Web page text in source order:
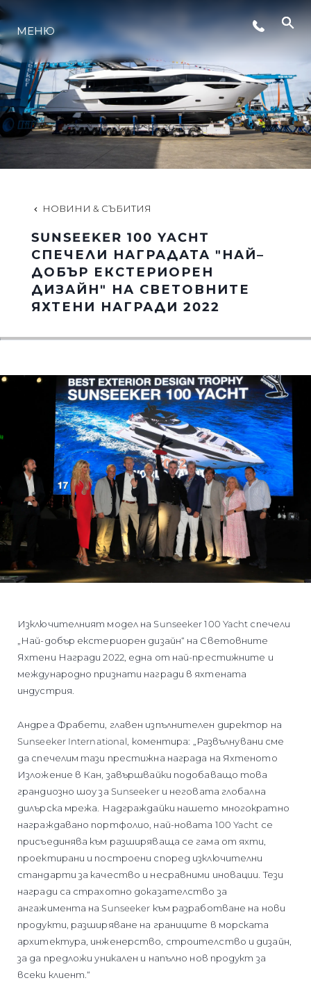
СЪБИТИЯ
ЛАЙФСТАЙЛ
ИНОВАЦИЯ
НАСЛЕДСТВО
МЕНЮ
НОВИНИ & СЪБИТИЯ
SUNSEEKER 100 YACHT
СПЕЧЕЛИ НАГРАДАТА "НАЙ–
ДОБЪР ЕКСТЕРИОРЕН
ДИЗАЙН" НА СВЕТОВНИТЕ
ЯХТЕНИ НАГРАДИ 2022
Изключителният модел на Sunseeker 100 Yacht спечели
„Най-добър екстериорен дизайн“ на Световните
Яхтени Награди 2022, една от най-престижните и
международно признати награди в яхтената
индустрия.
Андреа Фрабети, главен изпълнителен директор на
Sunseeker International, коментира: „Развълнувани сме
да спечелим тази престижна награда на Яхтеното
Изложение в Кан, завършвайки подобаващо това
грандиозно шоу за Sunseeker и неговата глобална
дилърска мрежа. Надграждайки нашето многократно
награждавано портфолио, най-новата 100 Yacht се
присъединява към разширяваща се гама от яхти,
проектирани и построени според изключителни
стандарти за качество и несравними иновации. Тези
награди са страхотно доказателство за
ангажимента на Sunseeker към разработване на нови
продукти, разширяване на границите в морската
архитектура, инженерство, строителство и дизайн,
за да предложи уникален и напълно нов продукт за
всеки клиент.“